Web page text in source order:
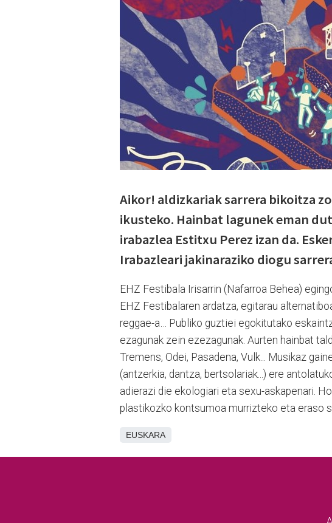
Aikor! aldizkariak sarrera bikoitza
ikusteko. Hainbat lagunek eman
irabazlea Estitxu Perez izan da.
Irabazleari jakinaraziko diogu
EHZ Festibala Irisarrin (Nafarroa Behea)
EHZ Festibalaren ardatza, egitarau
reggae-a… Publiko guztiei egokitutako
ezagunak zein ezezagunak. Aurten hainbat
Tremens, Odei, Pasadena, Vulk... Musikaz
(antzerkia, dantza, bertsolariak...) ere
adierazi die ekologiari eta sexu-askapenari.
plastikozko kontsumoa murrizteko eta eraso
EUSKARA